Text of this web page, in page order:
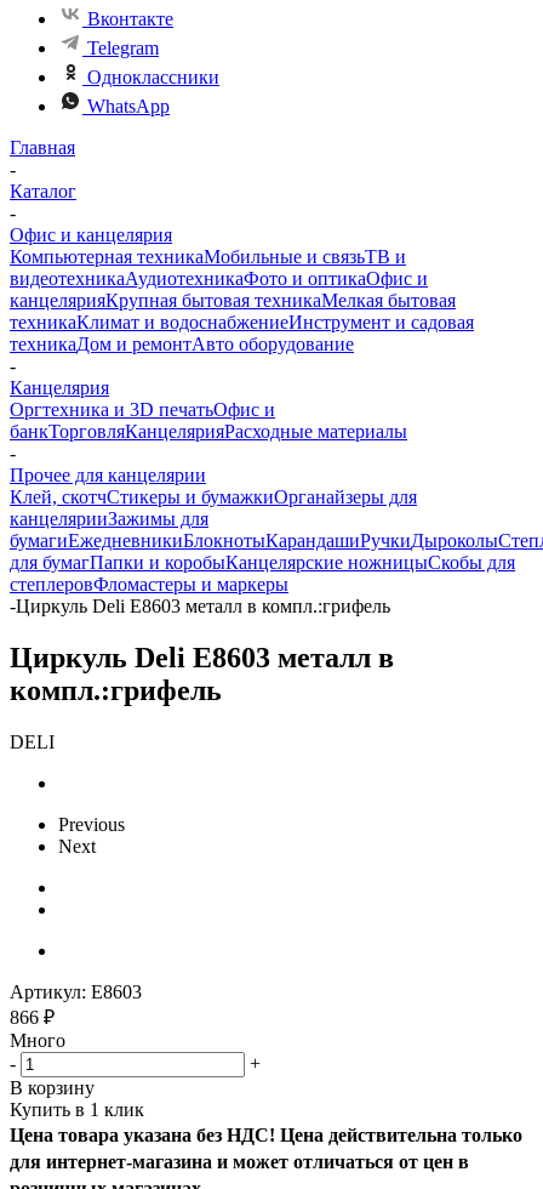
Вконтакте
Telegram
Одноклассники
WhatsApp
Главная
-
Каталог
-
Офис и канцелярия
Компьютерная техникаМобильные и связьТВ и
видеотехникаАудиотехникаФото и оптикаОфис и
канцелярияКрупная бытовая техникаМелкая бытовая
техникаКлимат и водоснабжениеИнструмент и садовая
техникаДом и ремонтАвто оборудование
-
Канцелярия
Оргтехника и 3D печатьОфис и
банкТорговляКанцелярияРасходные материалы
-
Прочее для канцелярии
Клей, скотчСтикеры и бумажкиОрганайзеры для
канцелярииЗажимы для
бумагиЕжедневникиБлокнотыКарандашиРучкиДыроколы
для бумагПапки и коробыКанцелярские ножницыСкобы для
степлеровФломастеры и маркеры
-Циркуль Deli E8603 металл в компл.:грифель
Циркуль Deli E8603 металл в
компл.:грифель
DELI
Previous
Next
Артикул: E8603
866 ₽
Много
-
+
В корзину
Купить в 1 клик
Цена товара указана без НДС! Цена действительна только
для интернет-магазина и может отличаться от цен в